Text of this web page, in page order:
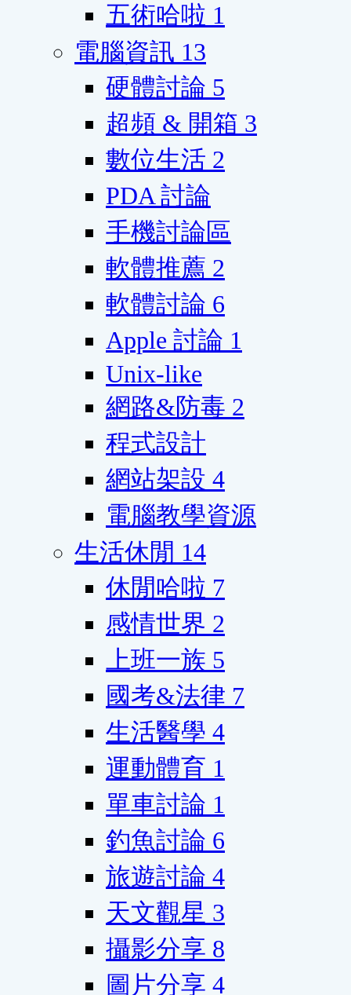
五術哈啦 1
電腦資訊 13
硬體討論 5
超頻 & 開箱 3
數位生活 2
PDA 討論
手機討論區
軟體推薦 2
軟體討論 6
Apple 討論 1
Unix-like
網路&防毒 2
程式設計
網站架設 4
電腦教學資源
生活休閒 14
休閒哈啦 7
感情世界 2
上班一族 5
國考&法律 7
生活醫學 4
運動體育 1
單車討論 1
釣魚討論 6
旅遊討論 4
天文觀星 3
攝影分享 8
圖片分享 4